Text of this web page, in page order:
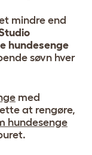
mindre end
hundesenge
søvn hver
med
at rengøre,
hundesenge